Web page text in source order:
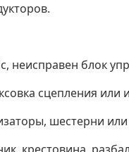
блок
сцепления или
шестерни или